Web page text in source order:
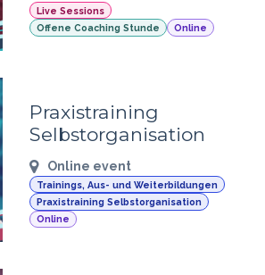
Live Sessions
Offene Coaching Stunde
Online
Praxistraining
Selbstorganisation
Online event
Trainings, Aus- und Weiterbildungen
Praxistraining Selbstorganisation
Online